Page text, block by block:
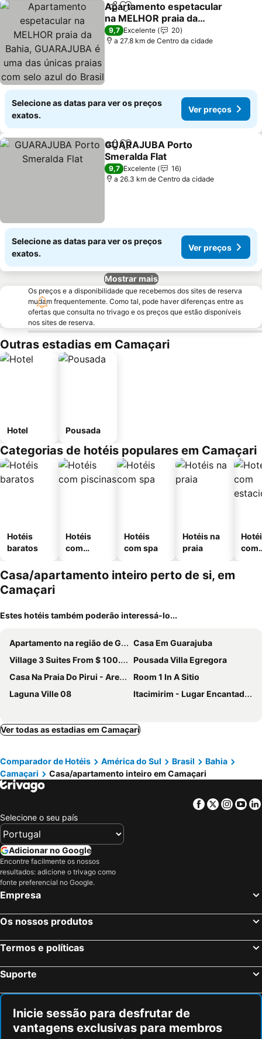
PartilharAdicionar aos favoritos
Apartamento espetacular
na MELHOR praia da
Bahia, GUARAJUBA é
uma das únicas praias
Ver preços
9,7 Excelente
20
a 27.8 km de Centro da cidade
Selecione as datas para ver os preços
exatos.
Ver preços
PartilharAdicionar aos favoritos
GUARAJUBA Porto
Smeralda Flat
Ver preços
9,7 Excelente
16
a 26.3 km de Centro da cidade
Selecione as datas para ver os preços
exatos.
Ver preços
Mostrar mais
Os preços e a disponibilidade que recebemos dos sites de reserva
mudam frequentemente. Como tal, pode haver diferenças entre as
ofertas que consulta no trivago e os preços que estão disponíveis
nos sites de reserva.
Outras estadias em Camaçari
Hotel Pousada
Categorias de hotéis populares em Camaçari
Hotéis
baratos
Hotéis
com
Hotéis
com spa
Hotéis na
praia
com
Casa/apartamento inteiro perto de si, em
Camaçari
Estes hotéis também poderão interessá-lo...
Apartamento na região de Guarajuba
Casa Em Guarajuba
Village 3 Suites From $ 100.00 Various Packages
Pousada Villa Egregora
Casa Na Praia Do Pirui - Arembepe
Room 1 In A Sitio
Laguna Ville 08
Itacimirim - Lugar Encantador - Praia Da Espera
Ver todas as estadias em Camaçari
Comparador de Hotéis América do Sul Brasil
Bahia
Camaçari
Casa/apartamento inteiro em Camaçari
Facebook
Twitter
Selecione o seu país
Adicionar no Google
Encontre facilmente os nossos
resultados: adicione o trivago como
fonte preferencial no Google.
Empresa
Os nossos produtos
Termos e políticas
Suporte
Inicie sessão para desfrutar de
vantagens exclusivas para membros